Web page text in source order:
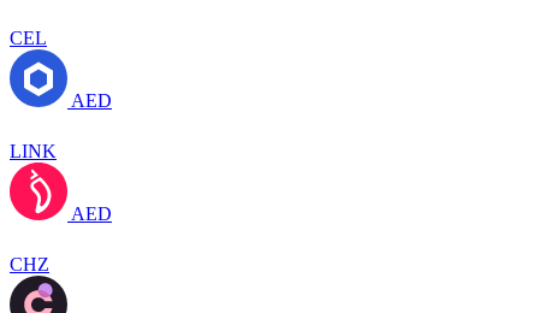
CEL
AED
LINK
AED
CHZ